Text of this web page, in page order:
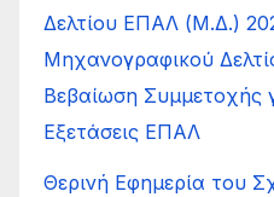
Δελτίου ΕΠΑΛ (Μ.Δ.)
Μηχανογραφικού
Βεβαίωση Συμμετοχής
Εξετάσεις ΕΠΑΛ
Θερινή Εφημερία του